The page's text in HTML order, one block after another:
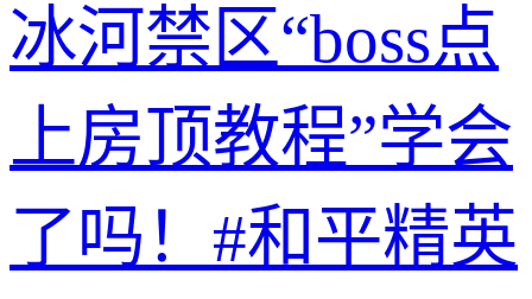
冰河禁区“boss点
上房顶教程”学会
了吗！#和平精英